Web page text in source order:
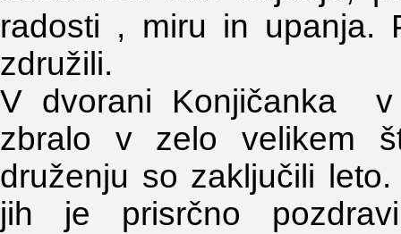
radosti , miru in upanja.
združili.
V dvorani Konjičanka
zbralo v zelo velikem
druženju so zaključili
jih je prisrčno